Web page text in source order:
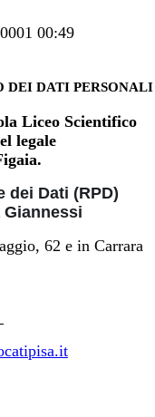
00:49
DEI DATI PERSONALI
Liceo Scientifico
legale
dei Dati (RPD)
62 e in Carrara